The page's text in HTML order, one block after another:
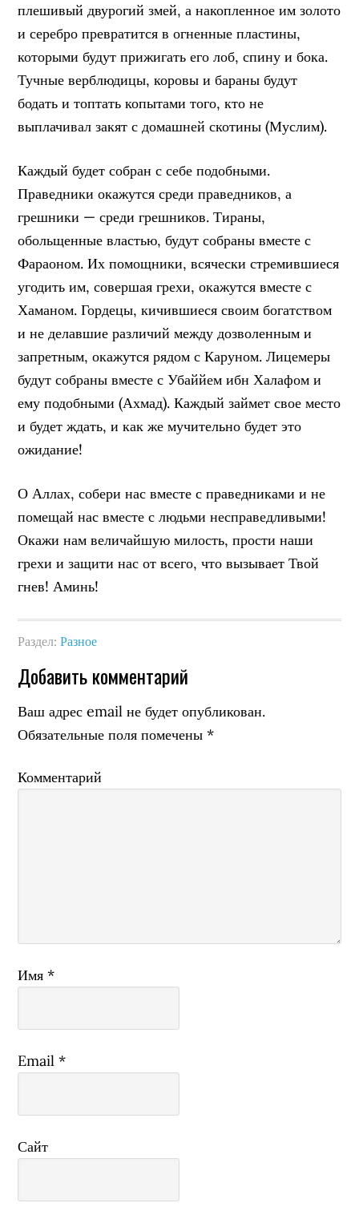
плешивый двурогий змей, а накопленное им золото
и серебро превратится в огненные пластины,
которыми будут прижигать его лоб, спину и бока.
Тучные верблюдицы, коровы и бараны будут
бодать и топтать копытами того, кто не
выплачивал закят с домашней скотины (Муслим).
Каждый будет собран с себе подобными.
Праведники окажутся среди праведников, а
грешники — среди грешников. Тираны,
обольщенные властью, будут собраны вместе с
Фараоном. Их помощники, всячески стремившиеся
угодить им, совершая грехи, окажутся вместе с
Хаманом. Гордецы, кичившиеся своим богатством
и не делавшие различий между дозволенным и
запретным, окажутся рядом с Каруном. Лицемеры
будут собраны вместе с Убаййем ибн Халафом и
ему подобными (Ахмад). Каждый займет свое место
и будет ждать, и как же мучительно будет это
ожидание!
О Аллах, собери нас вместе с праведниками и не
помещай нас вместе с людьми несправедливыми!
Окажи нам величайшую милость, прости наши
грехи и защити нас от всего, что вызывает Твой
гнев! Аминь!
Раздел:Разное
Добавить комментарий
Ваш адрес email не будет опубликован.
Обязательные поля помечены*
Комментарий
Имя*
Email*
Сайт